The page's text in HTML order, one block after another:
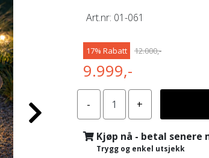
Art.nr: 01-061
17% Rabatt 12.000,-
9.999,-
Kjøp nå - betal senere
Trygg og enkel utsjekk